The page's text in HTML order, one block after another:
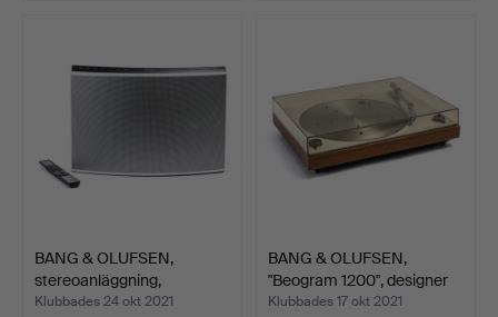
BANG & OLUFSEN,
stereoanläggning,
designer…
Klubbades 24 okt 2021
BANG & OLUFSEN,
"Beogram 1200", designer
J…
Klubbades 17 okt 2021